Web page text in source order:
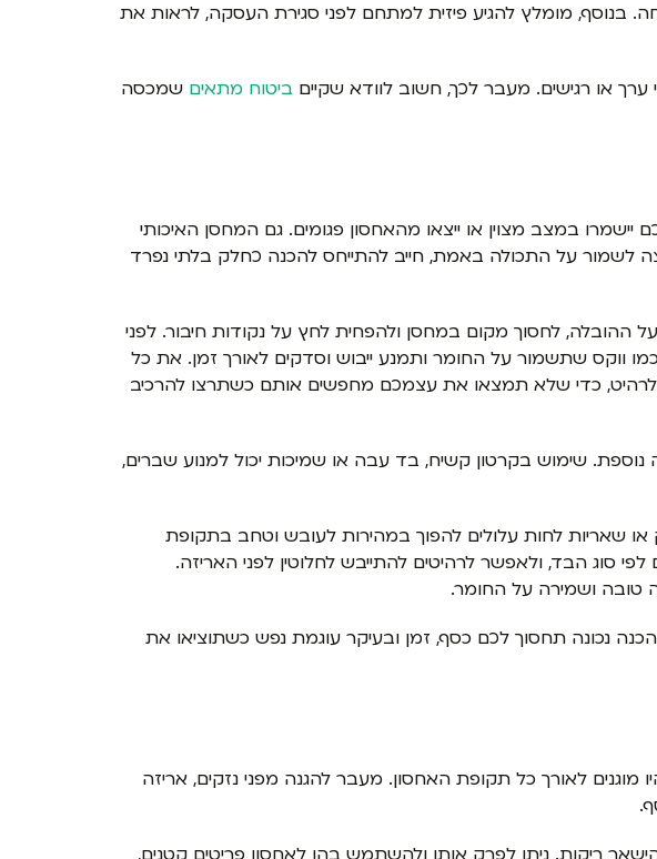
מומלץ להגיע פיזית למתחם לפני סגירת העסקה, לראות את
או רגישים. מעבר לכך, חשוב לוודא שקיים ביטוח מתאים שמכסה
במצב מצוין או ייצאו מהאחסון פגומים. גם המחסן האיכותי
לשמור על התכולה באמת, חייב להתייחס להכנה כחלק בלתי נפרד
לחסוך מקום במחסן ולהפחית לחץ על נקודות חיבור. לפני
ווקס שתשמור על החומר ותמנע ייבוש וסדקים לאורך זמן. את כל
לרהיט, כדי שלא תמצאו את עצמכם מחפשים אותם כשתרצו להרכיב
נוספת. שימוש בקרטון קשיח, בד עבה או שמיכות יכול למנוע שברים,
או שאריות לחות עלולים להפוך במהירות לעובש וטחב בתקופת
סוג הבד, ולאפשר לרהיטים להתייבש לחלוטין לפני האריזה.
טובה ושמירה על החומר.
נכונה תחסוך לכם כסף, זמן ובעיקר עוגמת נפש כשתוציאו את
לאורך כל תקופת האחסון. מעבר להגנה מפני נזקים, אריזה